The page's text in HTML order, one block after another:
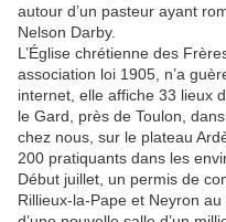
autour d’un pasteur ayant
Nelson Darby.
L’Église chrétienne des
association loi 1905, n’a
internet, elle affiche 33 lieux
le Gard, près de Toulon,
chez nous, sur le plateau
200 pratiquants dans les
Début juillet, un permis de
Rillieux-la-Pape et Neyron